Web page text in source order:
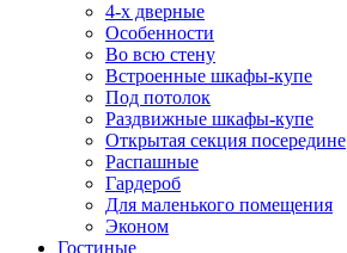
4-х дверные
Особенности
Во всю стену
Встроенные шкафы-купе
Под потолок
Раздвижные шкафы-купе
Открытая секция посередине
Распашные
Гардероб
Для маленького помещения
Эконом
Гостиные